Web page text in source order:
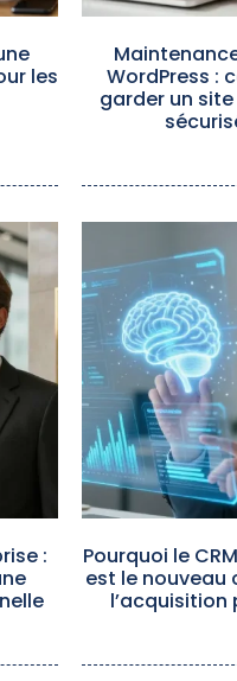
les
WordPress :
garder un
:
Pourquoi le
est le nouveau